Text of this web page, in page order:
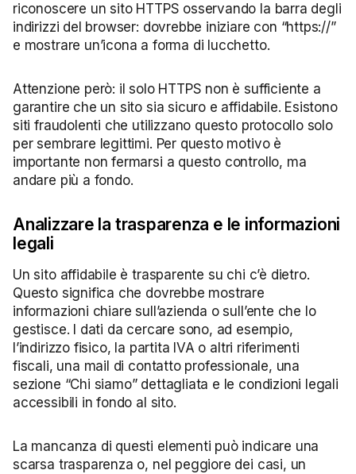
riconoscere un sito HTTPS osservando la barra degli
indirizzi del browser: dovrebbe iniziare con “https://”
e mostrare un’icona a forma di lucchetto.
Attenzione però: il solo HTTPS non è sufficiente a
garantire che un sito sia sicuro e affidabile. Esistono
siti fraudolenti che utilizzano questo protocollo solo
per sembrare legittimi. Per questo motivo è
importante non fermarsi a questo controllo, ma
andare più a fondo.
Analizzare la trasparenza e le informazioni
legali
Un sito affidabile è trasparente su chi c’è dietro.
Questo significa che dovrebbe mostrare
informazioni chiare sull’azienda o sull’ente che lo
gestisce. I dati da cercare sono, ad esempio,
l’indirizzo fisico, la partita IVA o altri riferimenti
fiscali, una mail di contatto professionale, una
sezione “Chi siamo” dettagliata e le condizioni legali
accessibili in fondo al sito.
La mancanza di questi elementi può indicare una
scarsa trasparenza o, nel peggiore dei casi, un